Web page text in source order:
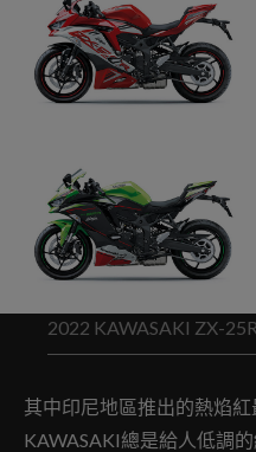
2022 KAWASAKI ZX-
其中印尼地區推出的熱焰
KAWASAKI總是給人低調